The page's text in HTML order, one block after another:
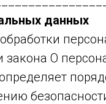
данных
закона О